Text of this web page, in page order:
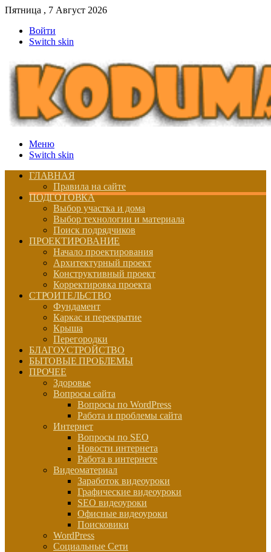
Пятница , 7 Август 2026
Войти
Switch skin
Меню
Switch skin
ГЛАВНАЯ
Правила на сайте
ПОДГОТОВКА
Выбор участка и дома
Выбор технологии и материала
Поиск подрядчиков
ПРОЕКТИРОВАНИЕ
Начало проектирования
Архитектурный проект
Конструктивный проект
Корректировка проекта
СТРОИТЕЛЬСТВО
Фундамент
Каркас и перекрытие
Крыша
Перегородки
БЛАГОУСТРОЙСТВО
БЫТОВЫЕ ПРОБЛЕМЫ
ПРОЧЕЕ
Здоровье
Вопросы сайта
Вопросы по WordPress
Работа и проблемы сайта
Интернет
Вопросы по SEO
Новости интернета
Работа в интернете
Видеоматериал
Заработок видеоуроки
Графические видеоуроки
SEO видеоуроки
Офисные видеоуроки
Поисковики
WordPress
Социальные Сети